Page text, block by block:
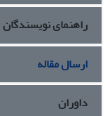
پیکربندی مجدد
روابط هستند.
محصول و فرآیند
منبع دانش،
قابلیت‌های پویای
و چابک برخوردار باشند.
راهنمای نویسندگان
ارسال مقاله
داوران